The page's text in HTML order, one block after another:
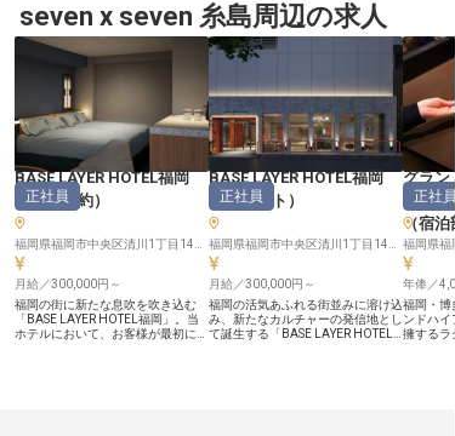
業務をお任せいたします。未経験か
らの挑戦大歓迎！和食や中華、洋食
まで、さまざまな料理の経験が積め
るので、成長できる環境が整ってい
ます。※この求人は2023年4月25日
時点の情報です
経験を活かし、私たちと共に最高の
料理体験を提供しませんか？
※2025年04月17日時点の情報です ティ、宴
客様の記
流ホテ
った創
と感性
ひととき
ピタリ
としての
【あなた
がここに
と多彩な
す。基
ん、経験
入れやメ
なたの可
◎シフト
で、ワー
できる環
ショナル
ルの厨房
あなたの
レ福岡で
seven x seven 糸島周辺の求人
BASE LAYER HOTEL福岡
（宿泊予約）
正社員
月給／300,000円～
福岡の街に新たな息吹を吹き込む
「BASE LAYER HOTEL福岡」。当
ホテルにおいて、お客様が最初に触
BASE LAYER HOTEL福岡
（フロント ）
正社員
月給／300,000円～
福岡の活気あふれる街並みに溶け込
み、新たなカルチャーの発信地とし
て誕生する「BASE LAYER HOTEL
グラン
（マネ
（宿泊
正社員
福岡県福
年俸／
福岡・博
ンドハ
擁するラ